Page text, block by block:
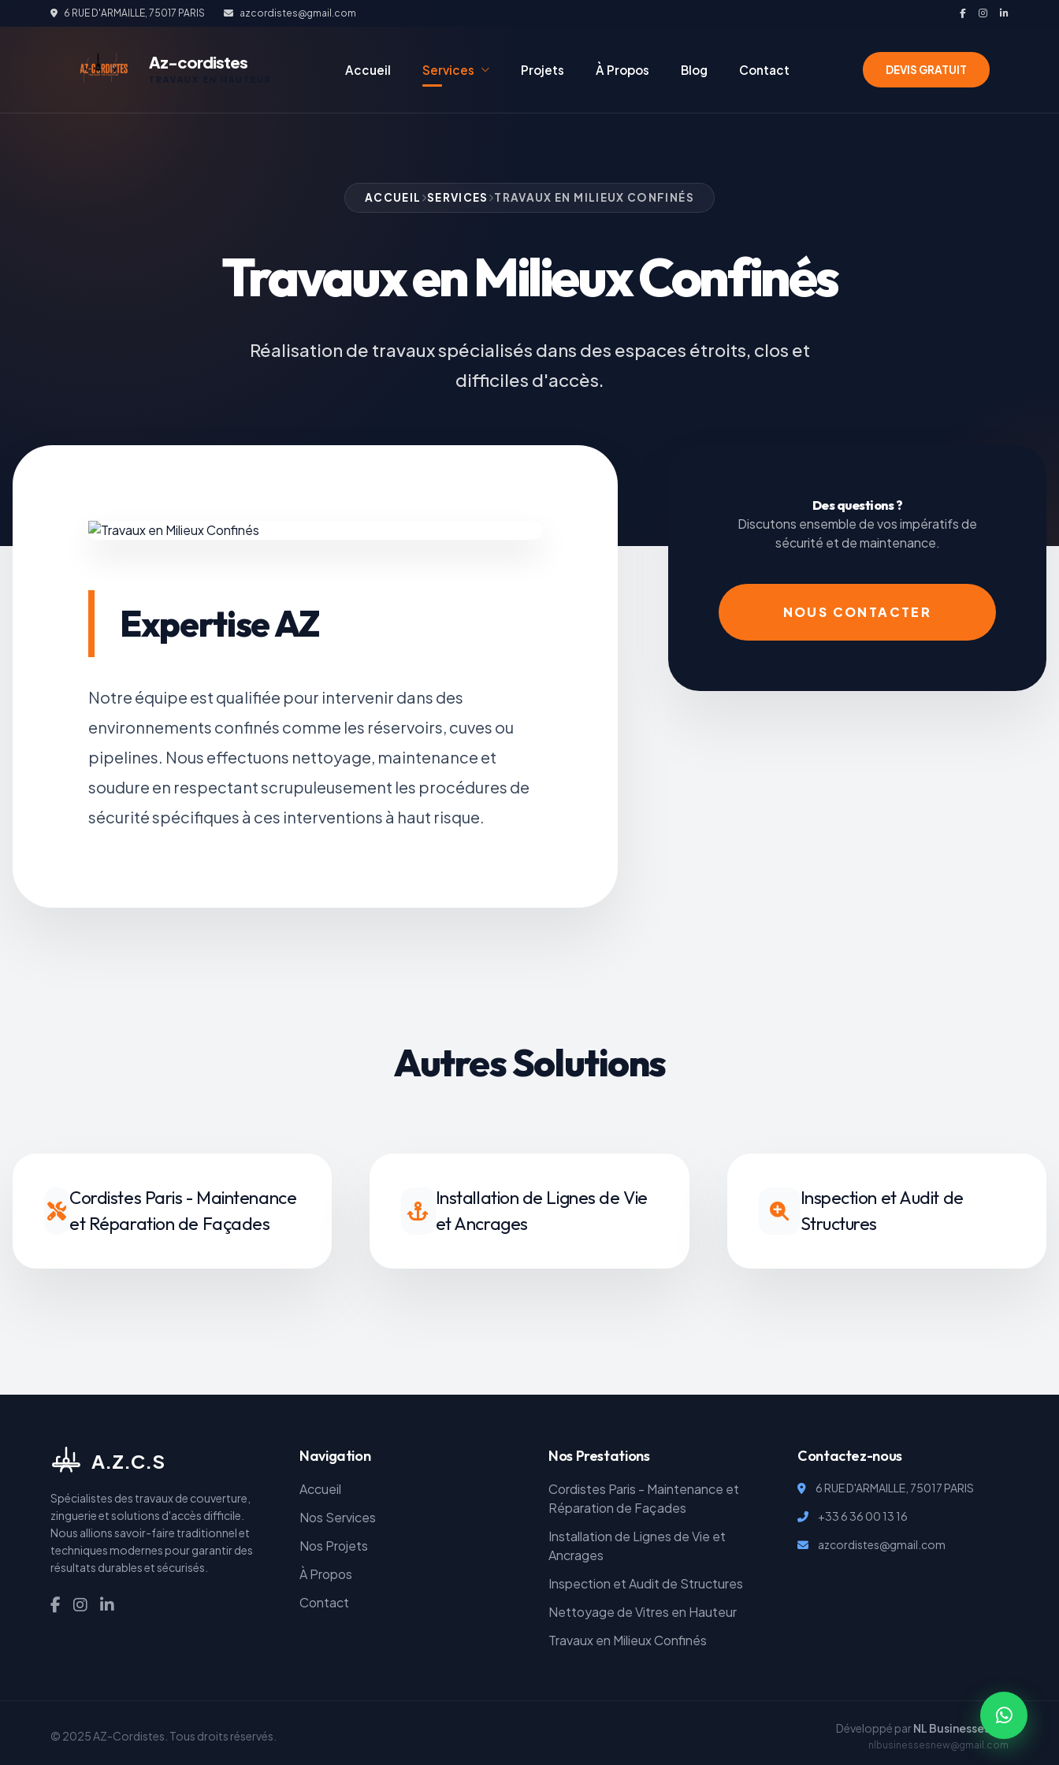
6 RUE D'ARMAILLE, 75017 PARIS azcordistes@gmail.com
Az-cordistes
TRAVAUX EN HAUTEUR
Accueil Services Projets À Propos Blog Contact DEVIS GRATUIT
ACCUEIL SERVICES TRAVAUX EN MILIEUX CONFINÉS
Travaux en Milieux Confinés
Réalisation de travaux spécialisés dans des espaces étroits, clos et
difficiles d'accès.
ExpertiseAZ
Notre équipe est qualifiée pour intervenir dans des
environnements confinés comme les réservoirs, cuves ou
pipelines. Nous effectuons nettoyage, maintenance et
soudure en respectant scrupuleusement les procédures de
sécurité spécifiques à ces interventions à haut risque.
Des questions ?
Discutons ensemble de vos impératifs de
sécurité et de maintenance.
NOUS CONTACTER
AutresSolutions
Cordistes Paris - Maintenance
et Réparation de Façades
Installation de Lignes de Vie
et Ancrages
Inspection et Audit de
Structures
A.Z.C.S
Spécialistes des travaux de couverture,
zinguerie et solutions d'accès difficile.
Nous allions savoir-faire traditionnel et
techniques modernes pour garantir des
résultats durables et sécurisés.
Navigation
Accueil
Nos Services
Nos Projets
À Propos
Contact
Nos Prestations
Cordistes Paris - Maintenance et
Réparation de Façades
Installation de Lignes de Vie et
Ancrages
Inspection et Audit de Structures
Nettoyage de Vitres en Hauteur
Travaux en Milieux Confinés
Contactez-nous
6 RUE D'ARMAILLE, 75017 PARIS
+33 6 36 00 13 16
azcordistes@gmail.com
© 2025 AZ-Cordistes. Tous droits réservés.
Développé parNL Businesses MA
nlbusinessesnew@gmail.com